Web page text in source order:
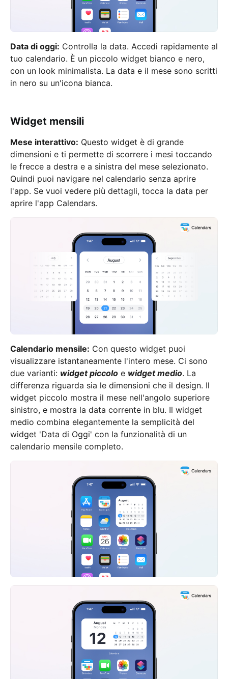
Data di oggi: Controlla la data. Accedi rapidamente al
tuo calendario. È un piccolo widget bianco e nero,
con un look minimalista. La data e il mese sono scritti
in nero su un'icona bianca.
Widget mensili
Mese interattivo: Questo widget è di grande
dimensioni e ti permette di scorrere i mesi toccando
le frecce a destra e a sinistra del mese selezionato.
Quindi puoi navigare nel calendario senza aprire
l'app. Se vuoi vedere più dettagli, tocca la data per
aprire l'app Calendars.
Calendario mensile: Con questo widget puoi
visualizzare istantaneamente l'intero mese. Ci sono
due varianti: widget piccolo e widget medio. La
differenza riguarda sia le dimensioni che il design. Il
widget piccolo mostra il mese nell'angolo superiore
sinistro, e mostra la data corrente in blu. Il widget
medio combina elegantemente la semplicità del
widget 'Data di Oggi' con la funzionalità di un
calendario mensile completo.